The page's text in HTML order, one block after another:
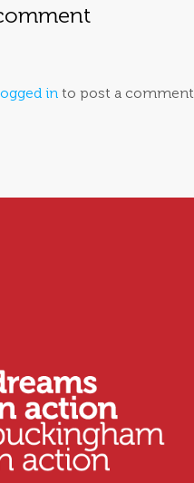
in to post a comment.